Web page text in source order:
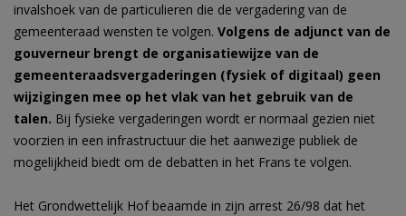
invalshoek van de particulieren die de vergadering van de
gemeenteraad wensten te volgen. Volgens de adjunct van de
gouverneur brengt de organisatiewijze van de
gemeenteraadsvergaderingen (fysiek of digitaal) geen
wijzigingen mee op het vlak van het gebruik van de
talen. Bij fysieke vergaderingen wordt er normaal gezien niet
voorzien in een infrastructuur die het aanwezige publiek de
mogelijkheid biedt om de debatten in het Frans te volgen.
Het Grondwettelijk Hof beaamde in zijn arrest 26/98 dat het